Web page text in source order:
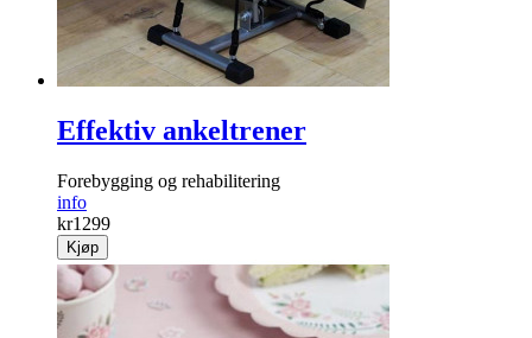
Effektiv ankeltrener
Forebygging og rehabili­tering
info
kr1299
Kjøp